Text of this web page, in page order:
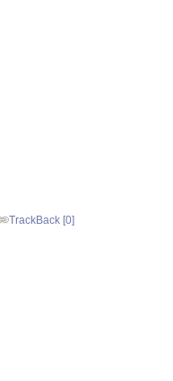
TrackBack [0]